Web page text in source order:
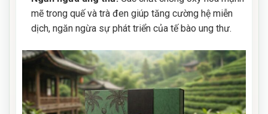
mẽ trong quế và trà đen giúp tăng cường hệ miễn
dịch, ngăn ngừa sự phát triển của tế bào ung thư.